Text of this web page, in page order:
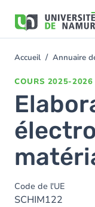
contenu
You
Accueil Annuaire
COURS 2025-2026
Code de l'UE
SCHIM122